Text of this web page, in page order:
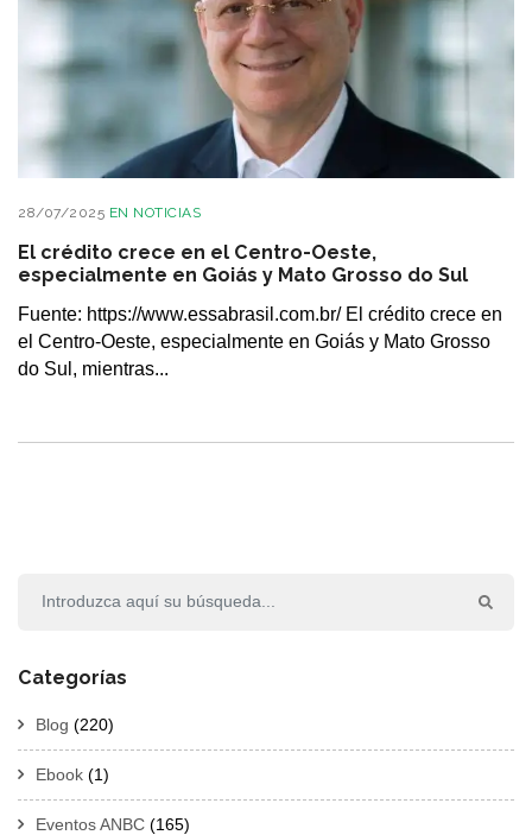
28/07/2025 EN NOTICIAS
El crédito crece en el Centro-Oeste,
especialmente en Goiás y Mato Grosso do Sul
Fuente: https://www.essabrasil.com.br/ El crédito crece en
el Centro-Oeste, especialmente en Goiás y Mato Grosso
do Sul, mientras...
Categorías
Blog (220)
Ebook (1)
Eventos ANBC (165)